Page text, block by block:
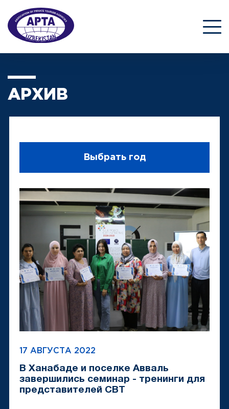
АРХИВ
17 АВГУСТА 2022
В Ханабаде и поселке Авваль
завершились семинар - тренинги для
представителей CBT
Выбрать год